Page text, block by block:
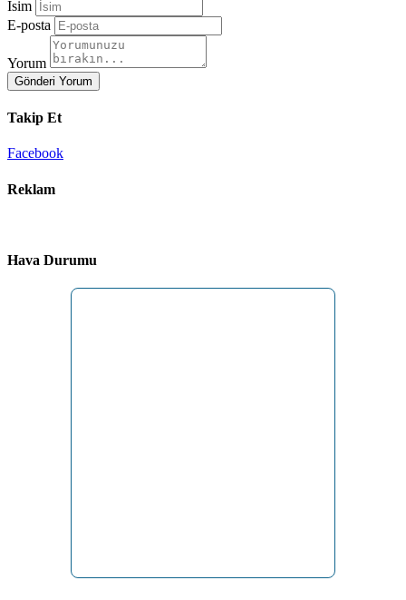
İsim
E-posta
Yorum
Gönderi Yorum
Takip Et
Facebook
Reklam
Hava Durumu